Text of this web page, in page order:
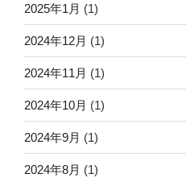
2025年1月 (1)
2024年12月 (1)
2024年11月 (1)
2024年10月 (1)
2024年9月 (1)
2024年8月 (1)